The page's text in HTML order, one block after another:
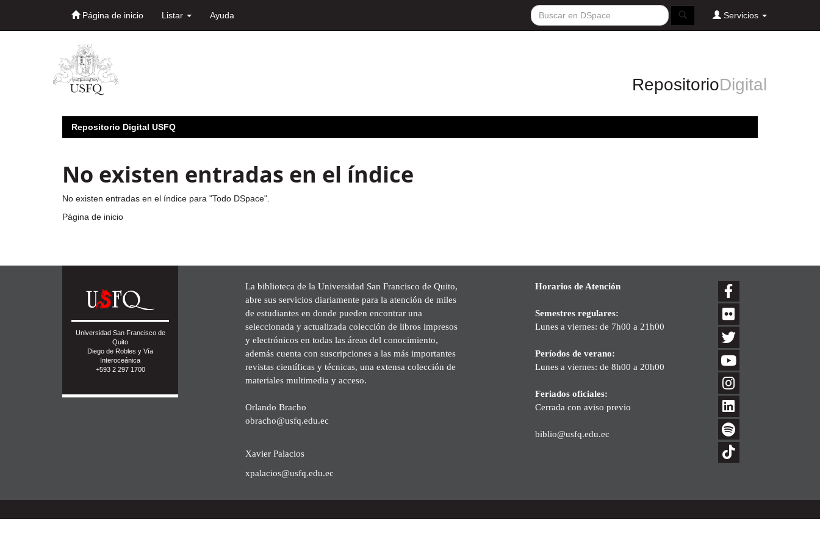
Página de inicio Listar Ayuda Servicios
RepositorioDigital
Repositorio Digital USFQ
No existen entradas en el índice
No existen entradas en el índice para "Todo DSpace".
Página de inicio
Universidad San Francisco de
Quito
Diego de Robles y Vía
Interoceánica
+593 2 297 1700
La biblioteca de la Universidad San Francisco de Quito,
abre sus servicios diariamente para la atención de miles
de estudiantes en donde pueden encontrar una
seleccionada y actualizada colección de libros impresos
y electrónicos en todas las áreas del conocimiento,
además cuenta con suscripciones a las más importantes
revistas científicas y técnicas, una extensa colección de
materiales multimedia y acceso.
Orlando Bracho
obracho@usfq.edu.ec
Xavier Palacios
xpalacios@usfq.edu.ec
Horarios de Atención
Semestres regulares:
Lunes a viernes: de 7h00 a 21h00
Períodos de verano:
Lunes a viernes: de 8h00 a 20h00
Feriados oficiales:
Cerrada con aviso previo
biblio@usfq.edu.ec